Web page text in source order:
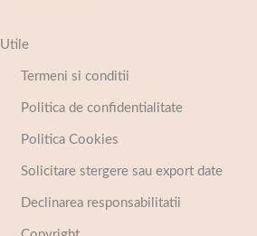
Utile
Termeni si conditii
Politica de confidentialitate
Politica Cookies
Solicitare stergere sau export date
Declinarea responsabilitatii